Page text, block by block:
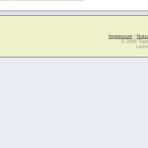
Impressum
© 2006